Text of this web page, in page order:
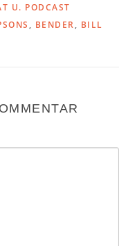
U. PODCAST
, BENDER, BILL